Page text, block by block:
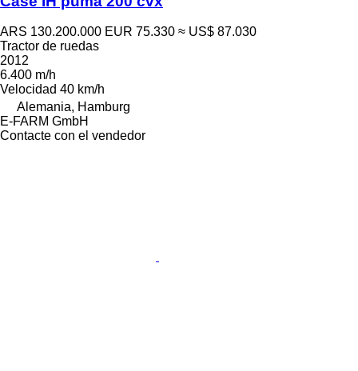
ARS 130.200.000 EUR 75.330 ≈ US$ 87.030
Tractor de ruedas
2012
6.400 m/h
Velocidad 40 km/h
Alemania, Hamburg
E-FARM GmbH
Contacte con el vendedor